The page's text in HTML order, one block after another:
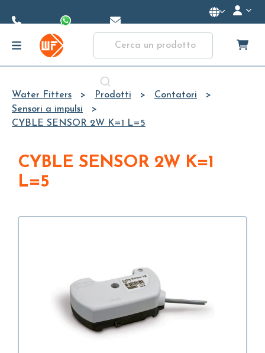
Content
Water Fitters Prodotti
Contatori
Sensori a impulsi
CYBLE SENSOR 2W K=1 L=5
CYBLE SENSOR 2W K=1
L=5